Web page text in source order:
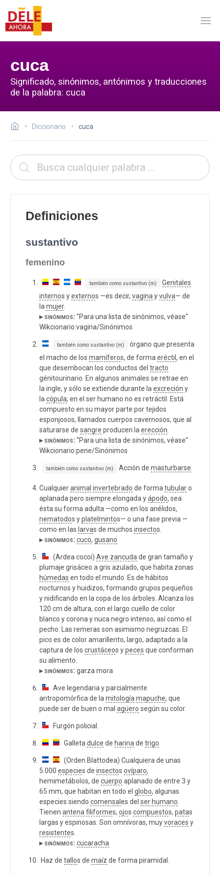
cuca
Significado, sinónimos, antónimos y traducciones
de la palabra: cuca
Diccionario cuca
Definiciones
sustantivo
femenino
también como sustantivo (m)
Genitales
internos yexternos —es decir, vagina yvulva— de
la mujer.
▸ sinónimos: ''Para una lista de sinónimos, véase''
Wikcionario:vagina/Sinónimos
también como sustantivo (m)
órgano que presenta
el macho de los mamíferos, de forma eréctil , en el
que desembocan los conductos del tracto
génitourinario. En algunos animales se retrae en
la ingle, y sólo se extiende durante la excreción y
la cópula; en el ser humano no es retráctil. Está
compuesto en su mayor parte por tejidos
esponjosos, llamados cuerpos cavernosos, que al
saturarse de sangre producen la erección
▸ sinónimos: ''Para una lista de sinónimos, véase''
Wikcionario:pene/Sinónimos
también como sustantivo (m) Acción de masturbarse
Cualquieranimal invertebrado de forma tubularo
aplanada pero siempre elongada yápodo, sea
ésta su forma adulta —como en los anélidos,
nematodos yplatelmintos— o una fase previa —
como en las larvas de muchos insectos.
▸ sinónimos: cuco, gusano
(Ardea cocoi) Ave zancuda de gran tamaño y
plumaje grisáceo a gris azulado, que habita zonas
húmedas en todo el mundo. Es de hábitos
nocturnos y huidizos, formando grupos pequeños
y nidificando en la copa de los árboles. Alcanza los
120 cm de altura, con el largo cuello de color
blanco y corona y nuca negro intenso, así como el
pecho. Las remeras son asimismo negruzcas. El
pico es de color amarillento, largo, adaptado a la
captura de los crustáceos ypeces que conforman
su alimento.
▸ sinónimos: garza mora
Ave legendaria y parcialmente
antropomórfica de la mitología mapuche, que
puede ser de buen o mal agüero según su color.
Furgón policial.
Galleta dulce de harina de trigo
(Orden Blattodea) Cualquiera de unas
5.000 especies de insectos ovíparo,
hemimetábolos, de cuerpo aplanado de entre 3 y
65 mm, que habitan en todo el globo, algunas
especies siendo comensal es del ser humano
Tienen antena filiformes, ojos compuestos, patas
largas y espinosas. Son omnívoras, muyvoraces y
resistentes.
▸ sinónimos: cucaracha
Haz de tallos de maíz de forma piramidal.